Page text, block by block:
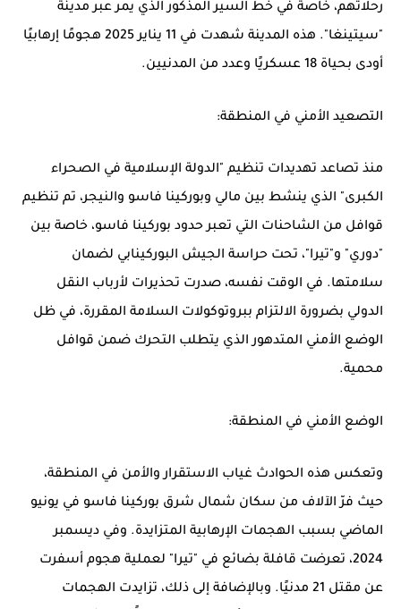
رحلاتهم، خاصة في خط السير المذكور الذي يمر عبر مدينة
"سيتينغا". هذه المدينة شهدت في 11 يناير 2025 هجومًا إرهابيًا
أودى بحياة 18 عسكريًا وعدد من المدنيين.
التصعيد الأمني في المنطقة:
منذ تصاعد تهديدات تنظيم "الدولة الإسلامية في الصحراء
الكبرى" الذي ينشط بين مالي وبوركينا فاسو والنيجر، تم تنظيم
قوافل من الشاحنات التي تعبر حدود بوركينا فاسو، خاصة بين
"دوري" و"تيرا"، تحت حراسة الجيش البوركينابي لضمان
سلامتها. في الوقت نفسه، صدرت تحذيرات لأرباب النقل
الدولي بضرورة الالتزام ببروتوكولات السلامة المقررة، في ظل
الوضع الأمني المتدهور الذي يتطلب التحرك ضمن قوافل
محمية.
الوضع الأمني في المنطقة:
وتعكس هذه الحوادث غياب الاستقرار والأمن في المنطقة،
حيث فرّ الآلاف من سكان شمال شرق بوركينا فاسو في يونيو
الماضي بسبب الهجمات الإرهابية المتزايدة. وفي ديسمبر
2024، تعرضت قافلة بضائع في "تيرا" لعملية هجوم أسفرت
عن مقتل 21 مدنيًا. وبالإضافة إلى ذلك، تزايدت الهجمات